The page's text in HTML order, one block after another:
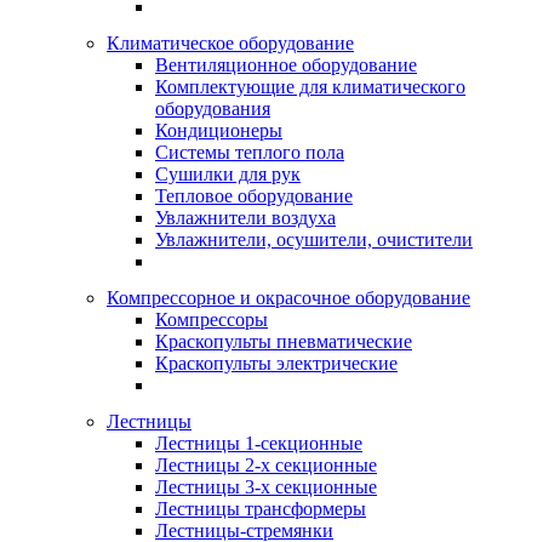
Климатическое оборудование
Вентиляционное оборудование
Комплектующие для климатического
оборудования
Кондиционеры
Системы теплого пола
Сушилки для рук
Тепловое оборудование
Увлажнители воздуха
Увлажнители, осушители, очистители
Компрессорное и окрасочное оборудование
Компрессоры
Краскопульты пневматические
Краскопульты электрические
Лестницы
Лестницы 1-секционные
Лестницы 2-х секционные
Лестницы 3-х секционные
Лестницы трансформеры
Лестницы-стремянки